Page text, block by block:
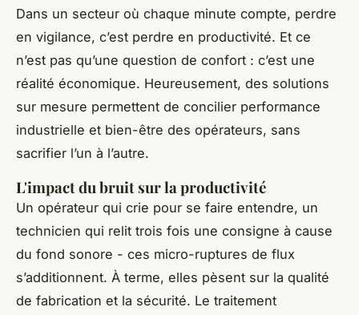
Dans un secteur où chaque minute compte, perdre
en vigilance, c’est perdre en productivité. Et ce
n’est pas qu’une question de confort : c’est une
réalité économique. Heureusement, des solutions
sur mesure permettent de concilier performance
industrielle et bien-être des opérateurs, sans
sacrifier l’un à l’autre.
L'impact du bruit sur la productivité
Un opérateur qui crie pour se faire entendre, un
technicien qui relit trois fois une consigne à cause
du fond sonore - ces micro-ruptures de flux
s’additionnent. À terme, elles pèsent sur la qualité
de fabrication et la sécurité. Le traitement